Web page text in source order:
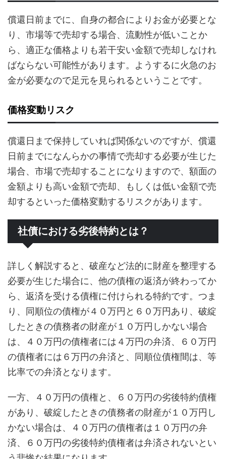
償還日前までに、自身の都合によりお金が必要とな
り、市場等で売却する場合、流動性が低いことか
ら、適正な価格よりも若干安い金額で売却しなけれ
ばならない可能性があります。ようするに火急のお
金が必要なので足元を見られるということです。
価格変動リスク
償還日まで保持していれば関係ないのですが、償還
日前までになんらかの事情で売却する必要が生じた
場合、市場で売却することになりますので、額面の
金額よりも高い金額で売却、もしくは低い金額で売
却するといった価格変動するリスクがあります。
社債における劣後特約とは？
詳しく解説すると、破産など法的に財産を整理する
必要が生じた場合に、他の債権の返済が終わってか
ら、返済を受ける債権に付けられる特約です。つま
り、同順位の債権が４０万円と６０万円あり、破綻
したときの債務者の財産が１０万円しかない場合
は、４０万円の債権者には４万円の弁済、６０万円
の債権者には６万円の弁済と、同順位債権間は、等
比率での弁済となります。
一方、４０万円の債権と、６０万円の劣後特約債権
があり、破綻したときの債務者の財産が１０万円し
かない場合は、４０万円の債権者は１０万円の弁
済、６０万円の劣後特約債権者は弁済されないとい